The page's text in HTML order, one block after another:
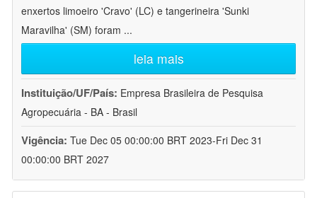
enxertos limoeiro 'Cravo' (LC) e tangerineira 'Sunki
Maravilha' (SM) foram ...
leia mais
Instituição/UF/País: Empresa Brasileira de Pesquisa
Agropecuária - BA - Brasil
Vigência: Tue Dec 05 00:00:00 BRT 2023-Fri Dec 31
00:00:00 BRT 2027